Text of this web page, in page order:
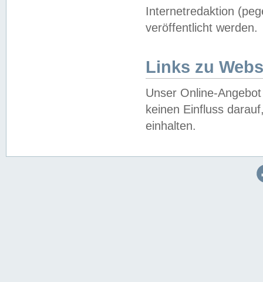
Internetredaktion
veröffentlicht werden.
Links zu
Unser Online-
keinen Einfluss
einhalten.